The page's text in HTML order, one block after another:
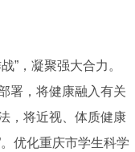
”，凝聚强大合力。
署，将健康融入有关
，将近视、体质健康
优化重庆市学生科学